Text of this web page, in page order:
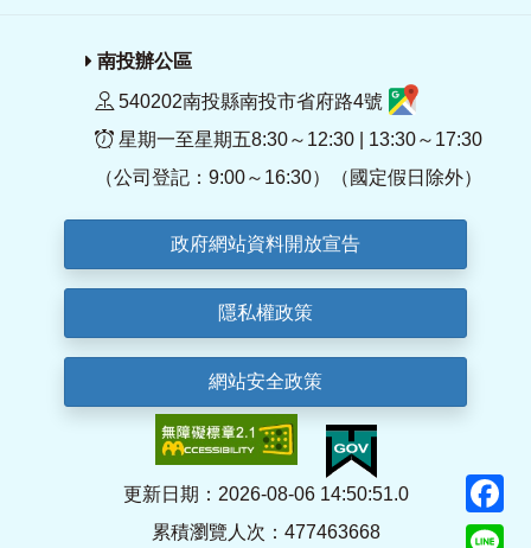
南投辦公區
540202南投縣南投市省府路4號
星期一至星期五8:30～12:30 | 13:30～17:30
（公司登記：9:00～16:30）（國定假日除外）
政府網站資料開放宣告
隱私權政策
網站安全政策
更新日期：2026-08-06 14:50:51.0
累積瀏覽人次：477463668